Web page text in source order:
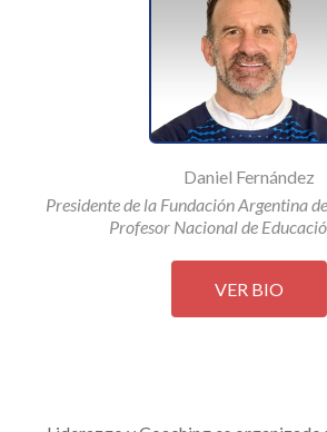
Daniel Fernández
Presidente de la Fundación Argentina
Profesor Nacional de
VER BIO